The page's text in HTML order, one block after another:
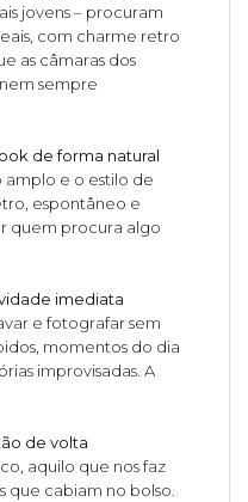
jovens – procuram
com charme retro
as câmaras dos
sempre
de forma natural
amplo e o estilo de
espontâneo e
quem procura algo
imediata
e fotografar sem
momentos do dia
improvisadas. A
de volta
aquilo que nos faz
que cabiam no bolso.